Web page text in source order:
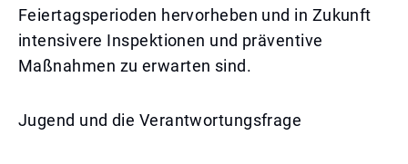
Feiertagsperioden hervorheben und in Zukunft
intensivere Inspektionen und präventive
Maßnahmen zu erwarten sind.
Jugend und die Verantwortungsfrage